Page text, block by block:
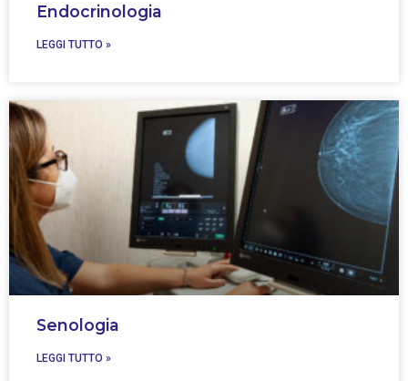
Endocrinologia
LEGGI TUTTO »
Senologia
LEGGI TUTTO »